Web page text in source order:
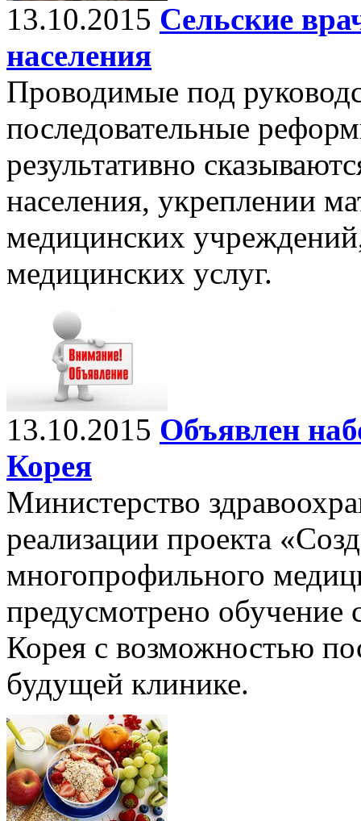
13.10.2015 Сельские
населения
Проводимые под
последовательные
результативно
населения, укреплении
медицинских
медицинских услуг.
13.10.2015 Объявлен
Корея
Министерство
реализации проекта
многопрофильного
предусмотрено обучение
Корея с возможностью
будущей клинике.